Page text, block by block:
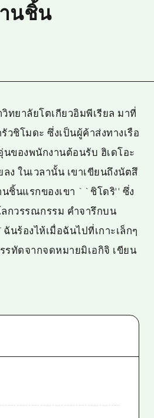
นชิ้น
ทยาลัยโตเกียวอิมพีเรียล มาที่
ชิโมดะ ซึ่งเป็นผู้ค้าส่งทางเรือ
ของพนักงานต้อนรับ ฮิเดโอะ
ง ในเวลานั้น เขาเขียนถึงนัตสึ
นชิ้นแรกของเขา ``ชิโดริ'' ซึ่ง
กวรรณกรรม คำจารึกบน
ร้องไห้เมื่อฉันไปที่เกาะเล็กๆ
รทัดจากจดหมายมิเอกิจิ เขียน